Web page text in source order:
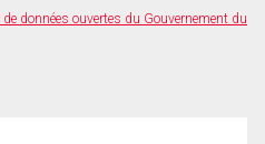
données ouvertes du Gouvernement du